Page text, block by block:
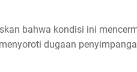
bahwa kondisi ini
dugaan